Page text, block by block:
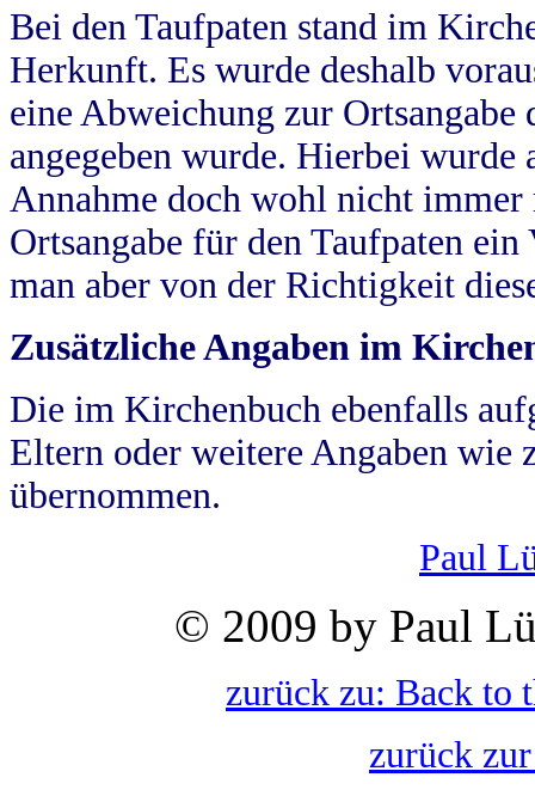
Bei den Taufpaten stand im
Herkunft. Es wurde deshalb
eine Abweichung zur
angegeben wurde. Hierbei wurde
Annahme doch wohl nicht
Ortsangabe für den Taufpaten
man aber von der Richtigkeit
Zusätzliche Angaben im
Die im Kirchenbuch ebenfalls
Eltern oder weitere Angaben wie
übernommen.
Paul
© 2009 by Paul
zurück zu: Back to
zurück